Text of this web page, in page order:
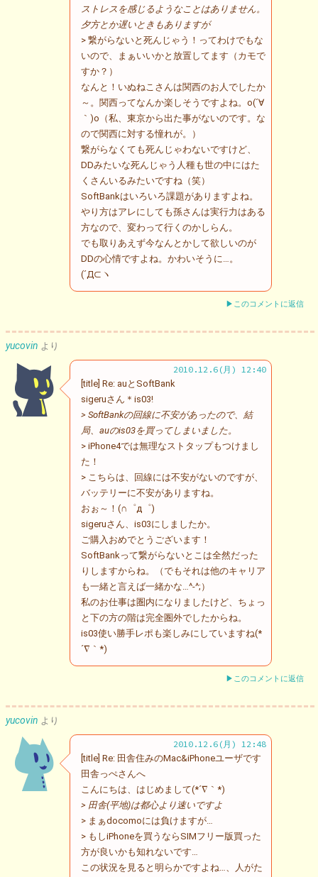
ストレスを感じるようなことはありません。
夕方とか遅いときもありますが
> 繋がらないと死んじゃう！ってわけでもな
いので、まぁいいかと放置してます（カモで
すか？）
なんと！いぬねこさんは関西のお人でしたか
～。関西ってなんか楽しそうですよね。o(´∀
｀)o（私、東京から出た事がないのです。な
ので関西に対する憧れが。）
繋がらなくても死んじゃわないですけど、
DDみたいな死んじゃう人種も世の中にはた
くさんいるみたいですね（笑）
SoftBankはいろいろ課題がありますよね。
やり方はアレにしても孫さんは実行力はある
方なので、変わって行くのかしらん。
でも取りあえず今なんとかして欲しいのが
DDの心情ですよね。かわいそうに…。
(´Д⊂ヽ
▶このコメントに返信
yucovin より
2010.12.6(月) 12:40
[title] Re: auとSoftBank
sigeruさん＊is03!
> SoftBankの回線に不安があったので、結
局、auのis03を買ってしまいました。
> iPhone4では無理なストタップもつけまし
た！
> こちらは、回線には不安がないのですが、
バッテリーに不安がありますね。
おぉ～！(∩゜д゜)
sigeruさん、is03にしましたか。
ご購入おめでとうございます！
SoftBankって繋がらないとこは全然だった
りしますからね。（でもそれは他のキャリア
も一緒と言えば一緒かな…^-^;）
私のお仕事は圏内になりましたけど、ちょっ
と下の方の階は完全圏外でしたからね。
is03使い勝手レポも楽しみにしていますね(*
´∇｀*)
▶このコメントに返信
yucovin より
2010.12.6(月) 12:48
[title] Re: 田舎住みのMac&iPhoneユーザです
田舎っぺさんへ
こんにちは、はじめまして(*´∇｀*)
> 田舎(平地)は都心より速いですよ
> まぁdocomoには負けますが…
> もしiPhoneを買うならSIMフリー版買った
方が良いかも知れないです…
この状況を見ると明らかですよね…、人がた